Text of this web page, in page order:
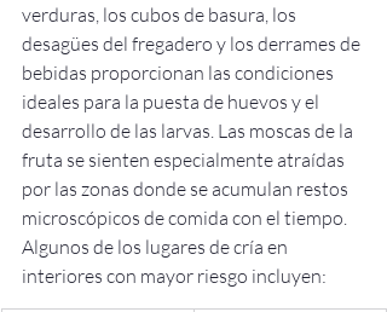
verduras, los cubos de basura, los
desagües del fregadero y los derrames de
bebidas proporcionan las condiciones
ideales para la puesta de huevos y el
desarrollo de las larvas. Las moscas de la
fruta se sienten especialmente atraídas
por las zonas donde se acumulan restos
microscópicos de comida con el tiempo.
Algunos de los lugares de cría en
interiores con mayor riesgo incluyen: